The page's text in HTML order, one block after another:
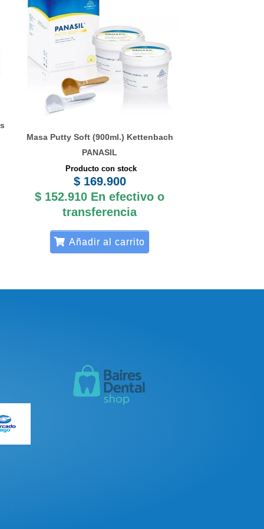
Masa Putty Soft (900ml.) Kettenbach
PANASIL
Producto con stock
$169.900
$ 152.910 En efectivo o
transferencia
Añadir al carrito